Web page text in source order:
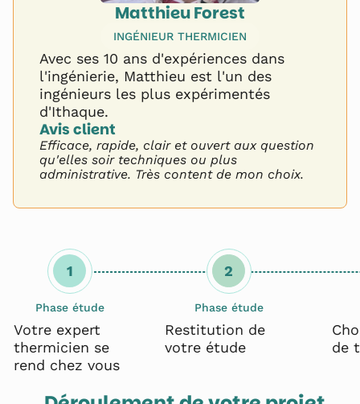
Matthieu Forest
INGÉNIEUR THERMICIEN
Avec ses 10 ans d'expériences dans
l'ingénierie, Matthieu est l'un des
ingénieurs les plus expérimentés
d'Ithaque.
Avis client
Efficace, rapide, clair et ouvert aux question
qu'elles soir techniques ou plus
administrative. Très content de mon choix.
1
Phase étude
Votre expert
thermicien se
rend chez vous
2
Phase étude
Restitution de
votre étude
de